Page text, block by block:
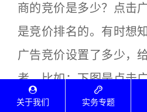
商的竞价是多少？点击
是竞价排名的。有时想
广告竞价设置了多少，
考。比如：下图是点击
的奖励金币，普通会
关于我们 实务专题